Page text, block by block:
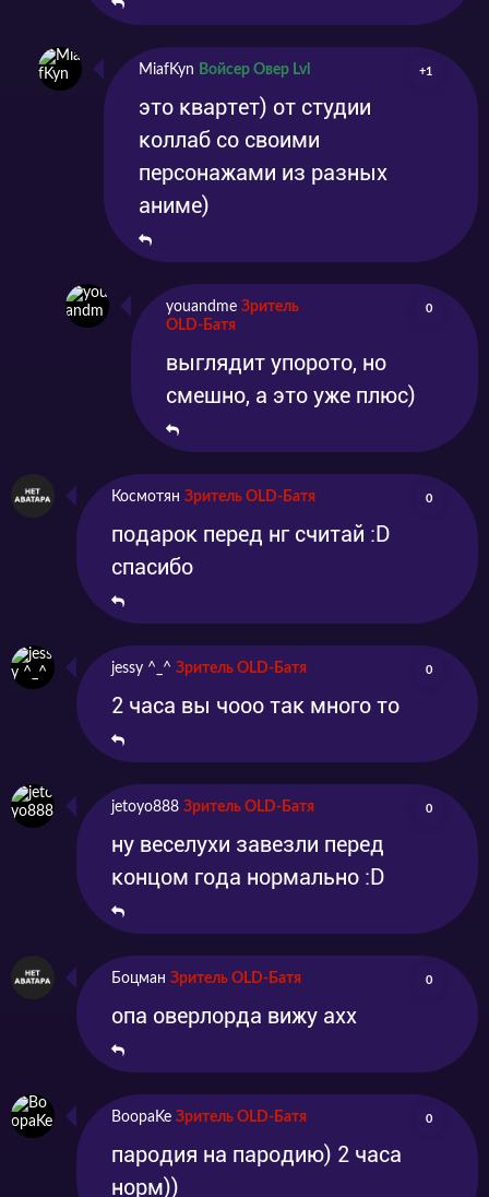
MiafKyn Войсер Овер Lvl +1
это квартет) от студии
коллаб со своими
персонажами из разных
аниме)
youandme Зритель
OLD-Батя
0
выглядит упорото, но
смешно, а это уже плюс)
Космотян Зритель OLD-Батя 0
подарок перед нг считай :D
спасибо
jessy ^_^ Зритель OLD-Батя 0
2 часа вы чооо так много то
jetoyo888 Зритель OLD-Батя 0
ну веселухи завезли перед
концом года нормально :D
Боцман Зритель OLD-Батя 0
опа оверлорда вижу ахх
BoopaKe Зритель OLD-Батя 0
пародия на пародию) 2 часа
норм))